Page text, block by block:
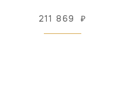
211 869 ₽